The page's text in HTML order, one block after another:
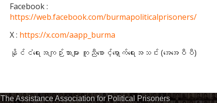
Facebook :
https://web.facebook.com/burmapoliticalprisoners/
X : https://x.com/aapp_burma
နိုင်ငံရေးအကျဉ်းသားများ ကူညီစောင့်ရှောက်ရေးအသင်း (အေအေပီပီ)
The Assistance Association for Political Prisoners